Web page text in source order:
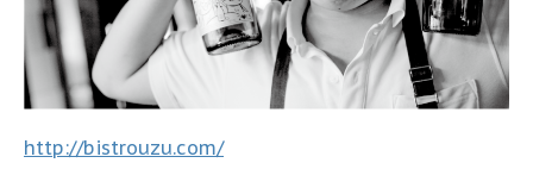
http://bistrouzu.com/